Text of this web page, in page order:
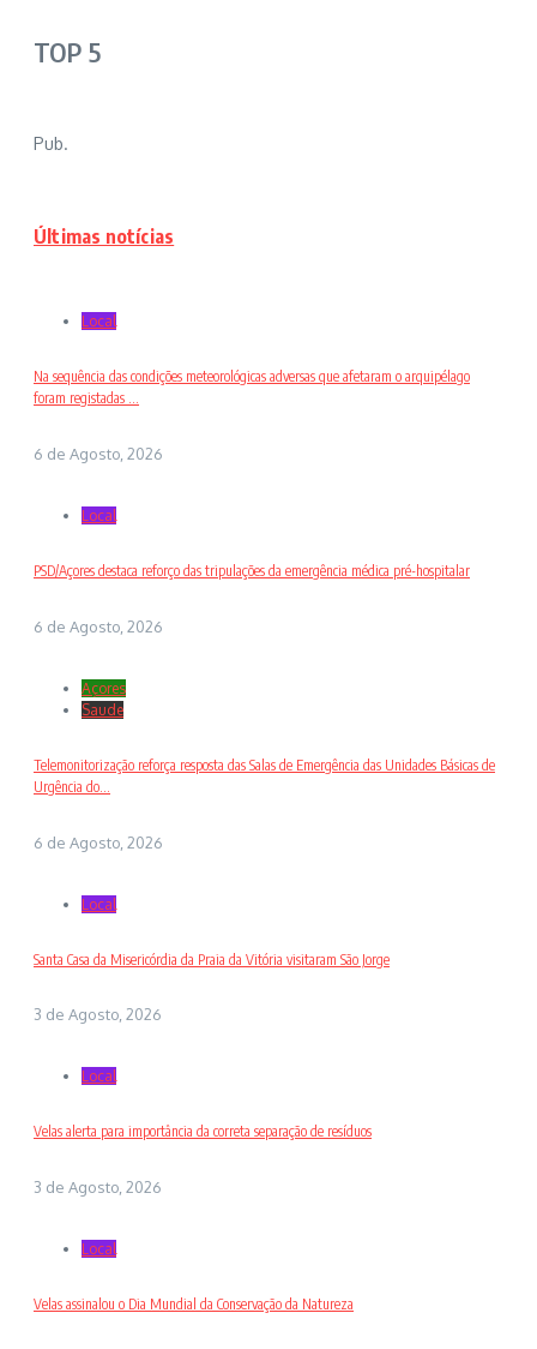
TOP 5
Pub.
Últimas notícias
Local
Na sequência das condições meteorológicas adversas que afetaram o arquipélago
foram registadas ...
6 de Agosto, 2026
Local
PSD/Açores destaca reforço das tripulações da emergência médica pré-hospitalar
6 de Agosto, 2026
Açores
Saude
Telemonitorização reforça resposta das Salas de Emergência das Unidades Básicas de
Urgência do...
6 de Agosto, 2026
Local
Santa Casa da Misericórdia da Praia da Vitória visitaram São Jorge
3 de Agosto, 2026
Local
Velas alerta para importância da correta separação de resíduos
3 de Agosto, 2026
Local
Velas assinalou o Dia Mundial da Conservação da Natureza